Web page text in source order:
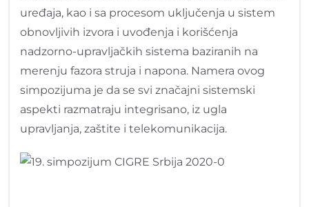
uređaja, kao i sa procesom uključenja u sistem
obnovljivih izvora i uvođenja i korišćenja
nadzorno-upravljačkih sistema baziranih na
merenju fazora struja i napona. Namera ovog
simpozijuma je da se svi značajni sistemski
aspekti razmatraju integrisano, iz ugla
upravljanja, zaštite i telekomunikacija.